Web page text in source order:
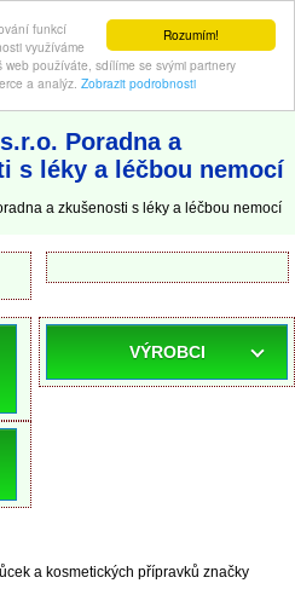
Rozumím!
funkcí
využíváme
používáte, sdílíme se svými partnery
a analýz. Zobrazit podrobnosti
s léky a léčbou nemocí
Poradna a
s léky a léčbou nemocí
a zkušenosti s léky a léčbou nemocí
VÝROBCI
a kosmetických přípravků značky